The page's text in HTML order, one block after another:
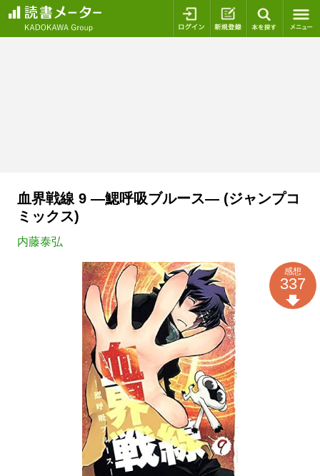
ログイン 新規登録
血界戦線 9 ―鰓呼吸ブルース― (ジャンプコ
ミックス)
内藤泰弘
感想
337